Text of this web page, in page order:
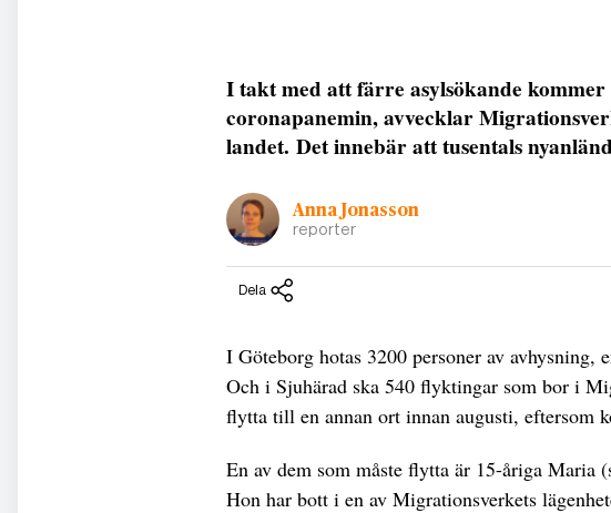
I takt med att färre asylsökande
coronapanemin, avvecklar
landet. Det innebär att tusentals
Anna Jonasson
reporter
Dela
I Göteborg hotas 3200 personer av avhysning,
Och i Sjuhärad ska 540 flyktingar som bor i
flytta till en annan ort innan augusti, eftersom
En av dem som måste flytta är 15-åriga Maria
Hon har bott i en av Migrationsverkets